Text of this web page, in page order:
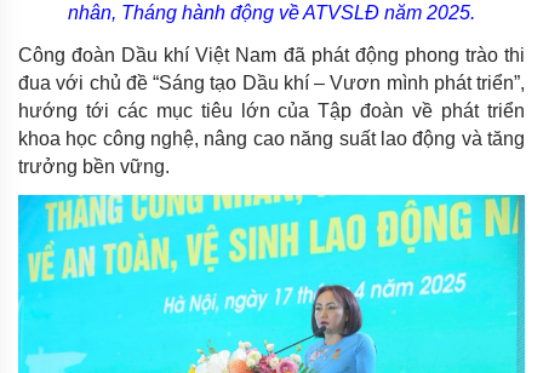
nhân, Tháng hành động về ATVSLĐ năm 2025.
Công đoàn Dầu khí Việt Nam đã phát động phong trào thi
đua với chủ đề “Sáng tạo Dầu khí – Vươn mình phát triển”,
hướng tới các mục tiêu lớn của Tập đoàn về phát triển
khoa học công nghệ, nâng cao năng suất lao động và tăng
trưởng bền vững.